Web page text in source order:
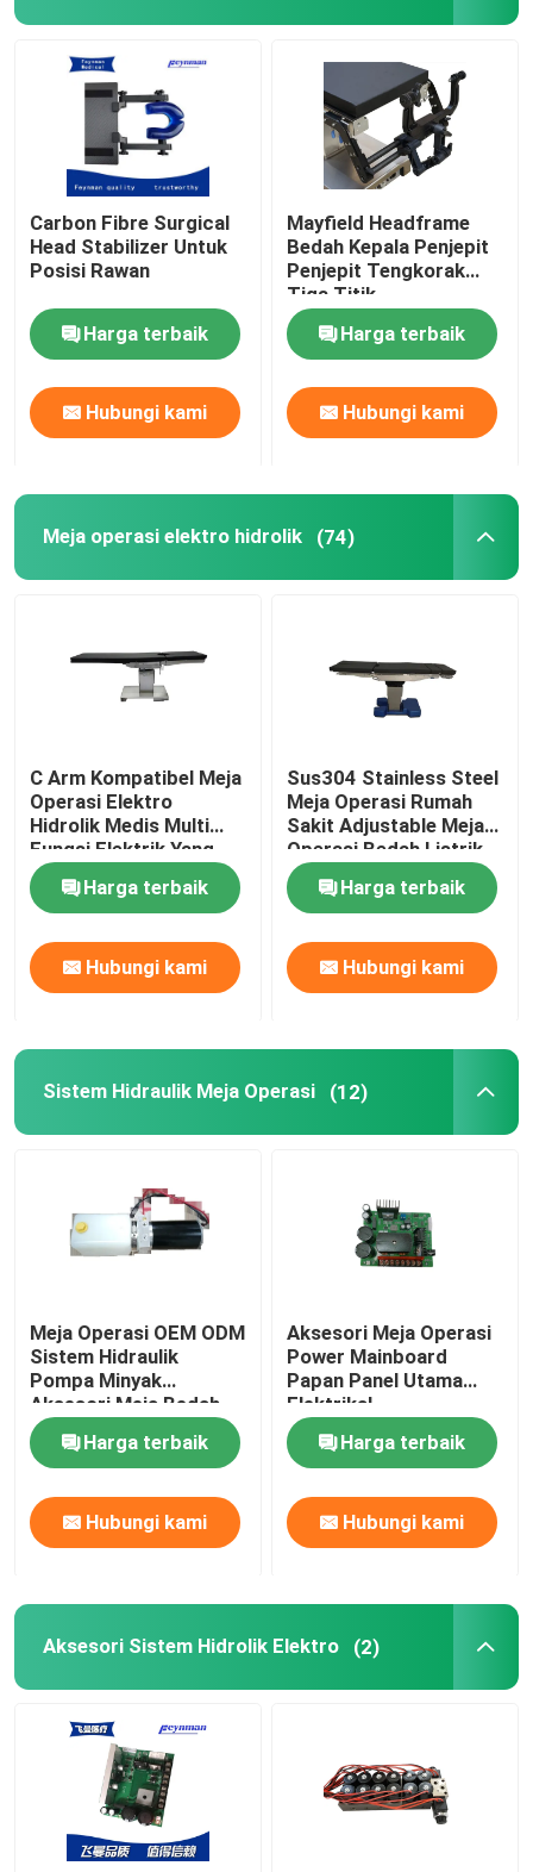
Rumah
Produk
Tentang kita
Kontrol kualitas
Hubungi kami
Berita
Meja operasi elektro hidrolik
Sistem Hidraulik Meja Operasi
Aksesori Sistem Hidrolik Elektro
Carbon Fibre Surgical
Head Stabilizer Untuk
Posisi Rawan
Harga terbaik
Hubungi kami
Mayfield Headframe
Bedah Kepala Penjepit
Penjepit Tengkorak
Tiga Titik
Harga terbaik
Hubungi kami
Meja operasi elektro hidrolik (74)
C Arm Kompatibel Meja
Operasi Elektro
Hidrolik Medis Multi
Fungsi Elektrik Yang
Digunakan Di Rumah
Sakit Harga terbaik
Hubungi kami
Sus304 Stainless Steel
Meja Operasi Rumah
Sakit Adjustable Meja
Operasi Bedah Listrik
Lipat
Harga terbaik
Hubungi kami
Sistem Hidraulik Meja Operasi (12)
Meja Operasi OEM ODM
Sistem Hidraulik
Pompa Minyak
Aksesori Meja Bedah
Harga terbaik
Hubungi kami
Aksesori Meja Operasi
Power Mainboard
Papan Panel Utama
Elektrikal
Harga terbaik
Hubungi kami
Aksesori Sistem Hidrolik Elektro (2)